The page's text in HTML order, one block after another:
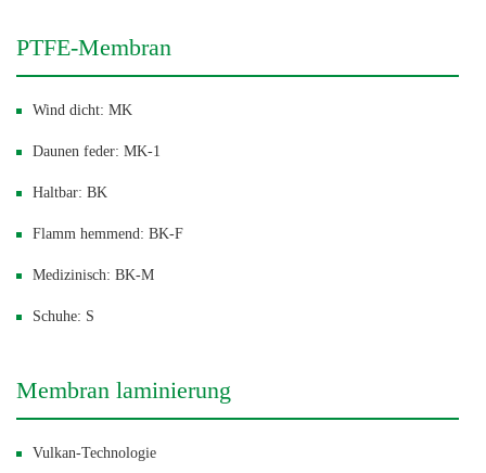
PTFE-Membran
Wind dicht: MK
Daunen feder: MK-1
Haltbar: BK
Flamm hemmend: BK-F
Medizinisch: BK-M
Schuhe: S
Membran laminierung
Vulkan-Technologie